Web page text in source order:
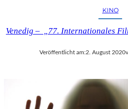
KINO
Venedig – „77. Internationales
Veröffentlicht am:2. August 2020